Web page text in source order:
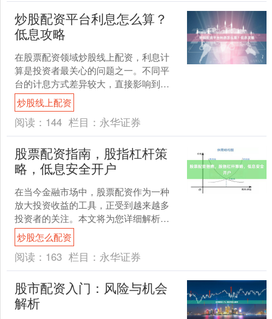
炒股配资平台利息怎么算？
低息攻略
在股票配资领域炒股线上配资，利息计
算是投资者最关心的问题之一。不同平
台的计息方式差异较大，直接影响到交
易成本。本文将详细解析配资利息的计
算方法，并分享实用的低息....
炒股线上配资
阅读： 144 栏目： 永华证券
股票配资指南，股指杠杆策
略，低息安全开户
在当今金融市场中，股票配资作为一种
放大投资收益的工具，正受到越来越多
投资者的关注。本文将为您详细解析股
票配资的核心要点、股指杠杆策略的运
用，以及如何实现低息安全....
炒股怎么配资
阅读： 163 栏目： 永华证券
股市配资入门：风险与机会
解析